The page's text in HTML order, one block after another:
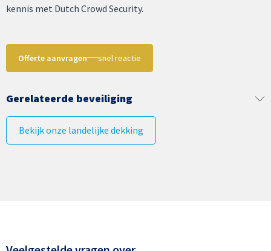
kennis met Dutch Crowd Security.
Offerte aanvragen snel reactie
Gerelateerde beveiliging
Bekijk onze landelijke dekking